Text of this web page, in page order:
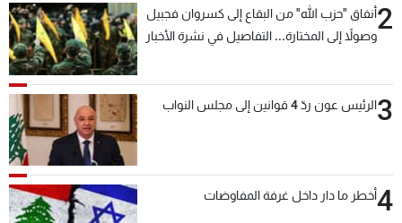
2أنفاق "حزب الله" من البقاع إلى كسروان فجبيل
وصولاً إلى المختارة... التفاصيل في نشرة الأخبار
3الرئيس عون ردّ 4 قوانين إلى مجلس النواب
4أخطر ما دار داخل غرفة المفاوضات